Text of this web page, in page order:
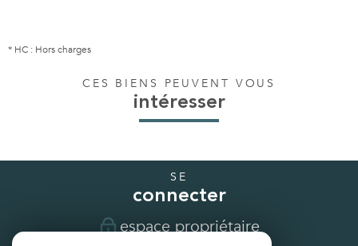
* HC : Hors charges
CES BIENS PEUVENT VOUS
intéresser
SE
connecter
espace propriétaire